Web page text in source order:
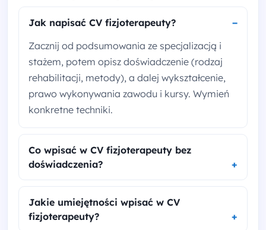
Jak napisać CV fizjoterapeuty?
Zacznij od podsumowania ze specjalizacją i
stażem, potem opisz doświadczenie (rodzaj
rehabilitacji, metody), a dalej wykształcenie,
prawo wykonywania zawodu i kursy. Wymień
konkretne techniki.
Co wpisać w CV fizjoterapeuty bez
doświadczenia?
Jakie umiejętności wpisać w CV
fizjoterapeuty?